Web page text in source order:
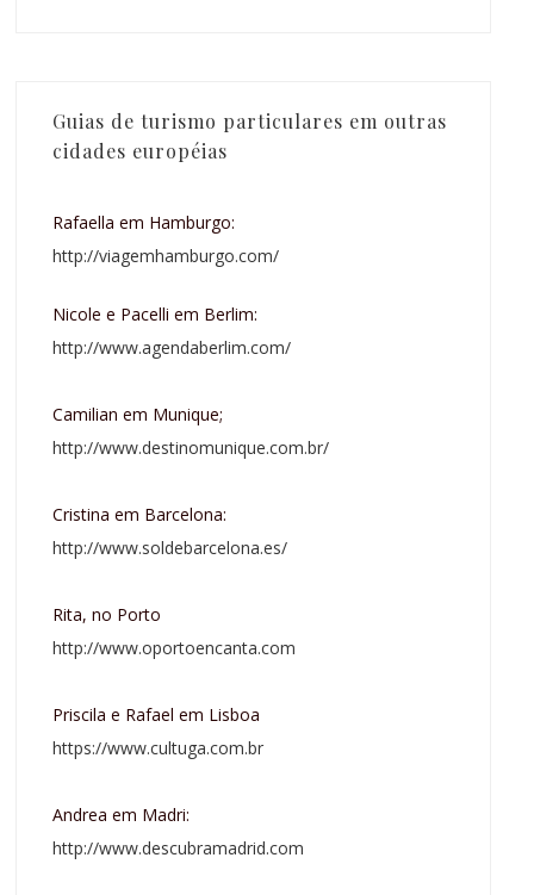
Guias de turismo particulares em outras
cidades européias
Rafaella em Hamburgo:
http://viagemhamburgo.com/
Nicole e Pacelli em Berlim:
http://www.agendaberlim.com/
Camilian em Munique;
http://www.destinomunique.com.br/
Cristina em Barcelona:
http://www.soldebarcelona.es/
Rita, no Porto
http://www.oportoencanta.com
Priscila e Rafael em Lisboa
https://www.cultuga.com.br
Andrea em Madri:
http://www.descubramadrid.com